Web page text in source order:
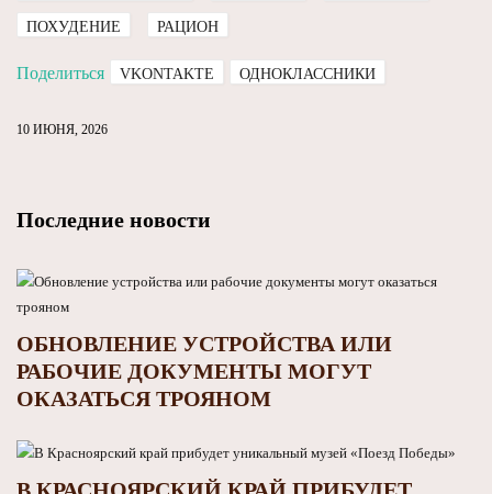
ПОХУДЕНИЕ РАЦИОН
Поделиться VKONTAKTE ОДНОКЛАССНИКИ
10 ИЮНЯ, 2026
Последние новости
ОБНОВЛЕНИЕ УСТРОЙСТВА ИЛИ
РАБОЧИЕ ДОКУМЕНТЫ МОГУТ
ОКАЗАТЬСЯ ТРОЯНОМ